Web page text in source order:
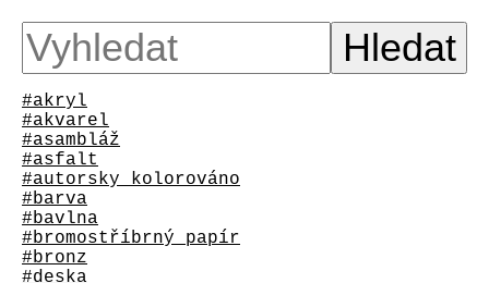
#akryl
#akvarel
#asambláž
#asfalt
#autorsky kolorováno
#barva
#bavlna
#bromostříbrný papír
#bronz
#deska